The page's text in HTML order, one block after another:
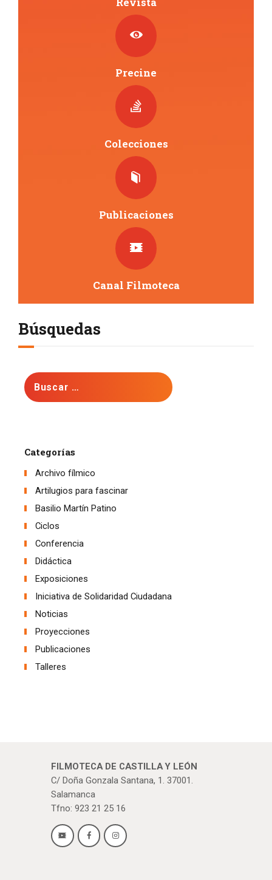
Precine
Colecciones
Publicaciones
Canal Filmoteca
Búsquedas
Buscar:
Categorías
Archivo fílmico
Artilugios para fascinar
Basilio Martín Patino
Ciclos
Conferencia
Didáctica
Exposiciones
Iniciativa de Solidaridad Ciudadana
Noticias
Proyecciones
Publicaciones
Talleres
FILMOTECA DE CASTILLA Y LEÓN
C/ Doña Gonzala Santana, 1. 37001.
Salamanca
Tfno: 923 21 25 16